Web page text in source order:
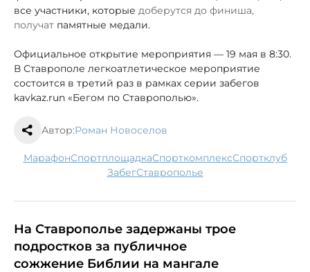
все участники, которые доберутся до финиша,
получат памятные медали.
Официальное открытие мероприятия — 19 мая в 8:30.
В Ставрополе легкоатлетическое мероприятие
состоится в третий раз в рамках серии забегов
kavkaz.run «Бегом по Ставрополью».
Автор:Роман Новоселов
марафон спортплощадка спорткомплекс спортклуб
забег Ставрополье
На Ставрополье задержаны трое
подростков за публичное
сожжение Библии на мангале